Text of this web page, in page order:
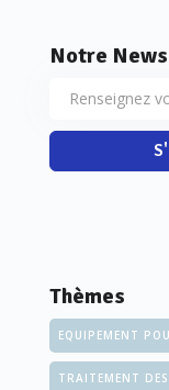
Notre
Thèmes
EQUIPEMENT
TRAITEMENT